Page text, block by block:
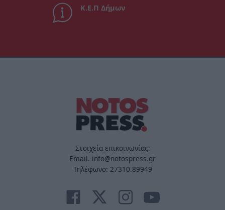
Κ.Ε.Π Δήμων
Στοιχεία επικοινωνίας:
Email. info@notospress.gr
Τηλέφωνο: 27310.89949